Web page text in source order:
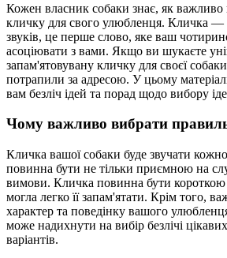
Кожен власник собаки знає, як важливо
кличку для свого улюбленця. Кличка —
звуків, це перше слово, яке ваш
асоціювати з вами. Якщо ви шукаєте
запам'ятовувану кличку для своєї
потрапили за адресою. У цьому
вам безліч ідей та порад щодо вибору
Чому важливо вибрати
Кличка вашої собаки буде звучати
повинна бути не тільки приємною на
вимови. Кличка повинна бути короткою
могла легко її запам'ятати. Крім того,
характер та поведінку вашого
може надихнути на вибір безлічі
варіантів.